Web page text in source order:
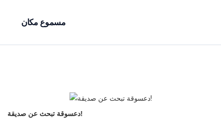
مسموع مكان
دعسوقة تبحث عن صديقة!